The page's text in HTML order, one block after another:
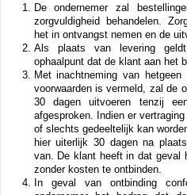
De ondernemer zal
zorgvuldigheid behandelen.
het in ontvangst nemen en de
Als plaats van levering
ophaalpunt dat de klant aan het
Met inachtneming van
voorwaarden is vermeld, zal de
30 dagen uitvoeren tenzij
afgesproken. Indien er
of slechts gedeeltelijk kan
hier uiterlijk 30 dagen na
van. De klant heeft in dat geval
zonder kosten te ontbinden.
In geval van ontbinding